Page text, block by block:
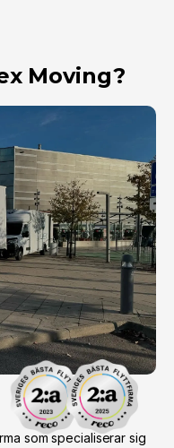
Moving?
som specialiserar sig